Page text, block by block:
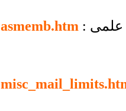
asmemb.htm علمی